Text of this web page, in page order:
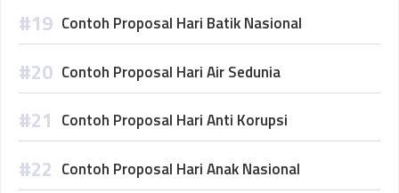
Contoh Proposal Hari Batik Nasional
Contoh Proposal Hari Air Sedunia
Contoh Proposal Hari Anti Korupsi
Contoh Proposal Hari Anak Nasional